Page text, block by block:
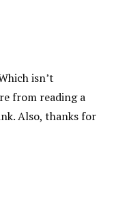
isn’t
from reading a
Also, thanks for